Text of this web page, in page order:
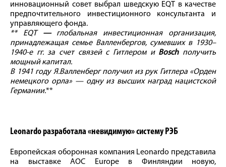
инновационный совет выбрал шведскую EQT в качестве
предпочтительного инвестиционного консультанта и
управляющего фонда.
** EQT —глобальная инвестиционная организация,
принадлежащая семье Валленбергов, сумевших в 1930–
1940-е гг. за счет связей с Гитлером и Bosch получить
мощный капитал.
В 1941 году Я.Валленберг получил из рук Гитлера «Орден
немецкого орла» — одну из высших наград нацистской
Германии.**
Leonardo разработала «невидимую» систему РЭБ
Европейская оборонная компания Leonardo представила
на выставке AOC Europe в Финляндии новую,